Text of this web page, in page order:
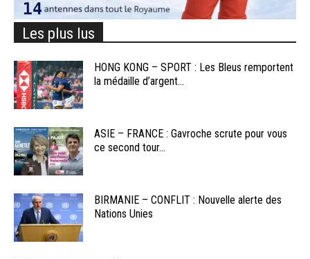
Les plus lus
HONG KONG – SPORT : Les Bleus remportent
la médaille d’argent...
ASIE – FRANCE : Gavroche scrute pour vous
ce second tour...
BIRMANIE – CONFLIT : Nouvelle alerte des
Nations Unies